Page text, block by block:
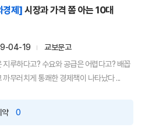
경제] 시장과 가격 쫌 아는 10대
04-19
교보문고
지루하다고? 수요와 공급은 어렵다고? 배꼽
잡게 유쾌하고 까무러치게 통쾌한 경제책이 나타났다 ...
약 0